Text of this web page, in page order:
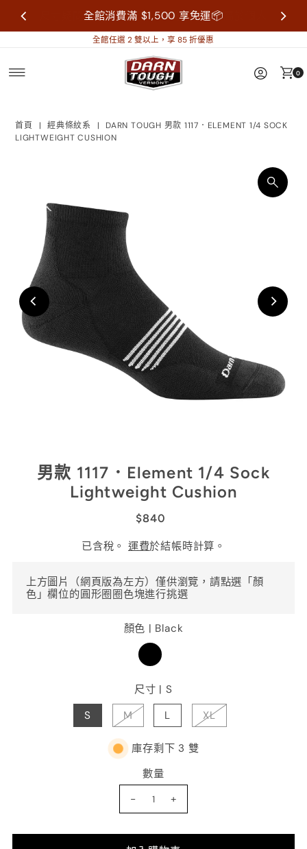
尺寸疑問歡迎來信詢問再做購買，襪子屬於個人
衛生用品，售出不做退換貨。
全館消費滿 $1,500 享免運📦
全館任選 2 雙以上，享 85 折優惠
0
首頁 | 經典條紋系 |
DARN TOUGH 男款 1117．ELEMENT 1/4 SOCK
LIGHTWEIGHT CUSHION
男款 1117．Element 1/4 Sock
Lightweight Cushion
$840
已含稅。 運費於結帳時計算。
上方圖片（網頁版為左方）僅供瀏覽，請點選「顏
色」欄位的圓形圈圈色塊進行挑選
顏色 | Black
尺寸 |S
S
M L XL
庫存剩下 3 雙
數量
-
+